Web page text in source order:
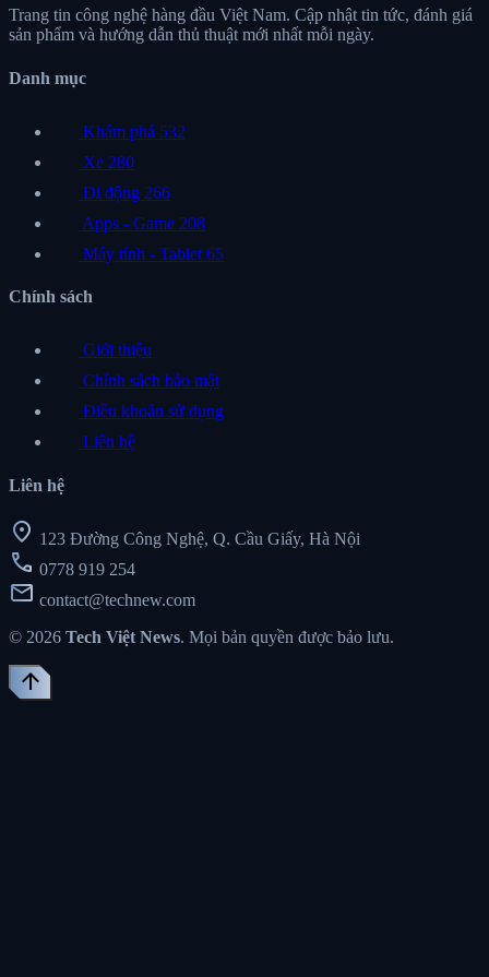
Trang tin công nghệ hàng đầu Việt Nam. Cập nhật tin tức, đánh giá
sản phẩm và hướng dẫn thủ thuật mới nhất mỗi ngày.
Danh mục
Khám phá 532
Xe 280
Di động 266
Apps - Game 208
Máy tính - Tablet 65
Chính sách
Giới thiệu
Chính sách bảo mật
Điều khoản sử dụng
Liên hệ
Liên hệ
location_on 123 Đường Công Nghệ, Q. Cầu Giấy, Hà Nội
call 0778 919 254
mail contact@technew.com
© 2026 Tech Việt News. Mọi bản quyền được bảo lưu.
arrow_upward